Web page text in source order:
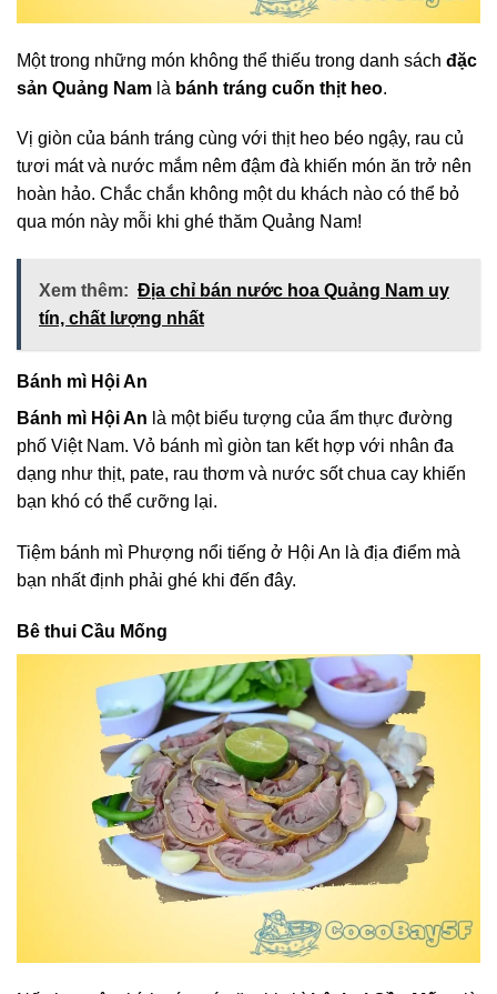
Một trong những món không thể thiếu trong danh sách đặc
sản Quảng Nam là bánh tráng cuốn thịt heo.
Vị giòn của bánh tráng cùng với thịt heo béo ngậy, rau củ
tươi mát và nước mắm nêm đậm đà khiến món ăn trở nên
hoàn hảo. Chắc chắn không một du khách nào có thể bỏ
qua món này mỗi khi ghé thăm Quảng Nam!
Xem thêm: Địa chỉ bán nước hoa Quảng Nam uy
tín, chất lượng nhất
Bánh mì Hội An
Bánh mì Hội An là một biểu tượng của ẩm thực đường
phố Việt Nam. Vỏ bánh mì giòn tan kết hợp với nhân đa
dạng như thịt, pate, rau thơm và nước sốt chua cay khiến
bạn khó có thể cưỡng lại.
Tiệm bánh mì Phượng nổi tiếng ở Hội An là địa điểm mà
bạn nhất định phải ghé khi đến đây.
Bê thui Cầu Mống